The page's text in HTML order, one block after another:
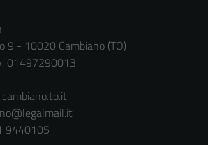
9 - 10020 Cambiano (TO)
01497290013
9440105